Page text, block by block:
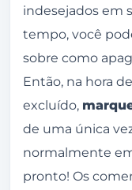
indesejados em
tempo, você
sobre como
Então, na hora
excluído,
de uma única
normalmente
pronto! Os